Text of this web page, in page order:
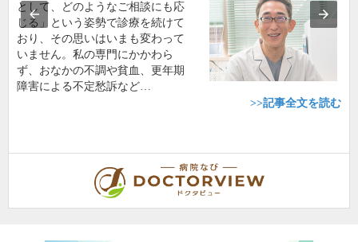
として、どのようなご相談にも応
じる」という姿勢で診療を続けて
おり、その思いはいまも変わって
いません。私の専門にかかわら
ず、おなかの不調や貧血、更年期
障害による不定愁訴など…
>>記事全文を読む